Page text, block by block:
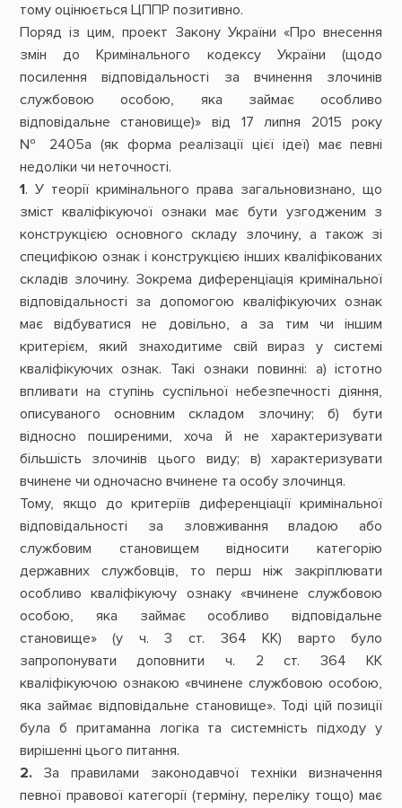
тому оцінюється ЦППР позитивно.
Поряд із цим, проект Закону України «Про внесення
змін до Кримінального кодексу України (щодо
посилення відповідальності за вчинення злочинів
службовою особою, яка займає особливо
відповідальне становище)» від 17 липня 2015 року
№ 2405а (як форма реалізації цієї ідеї) має певні
недоліки чи неточності.
1. У теорії кримінального права загальновизнано, що
зміст кваліфікуючої ознаки має бути узгодженим з
конструкцією основного складу злочину, а також зі
специфікою ознак і конструкцією інших кваліфікованих
складів злочину. Зокрема диференціація кримінальної
відповідальності за допомогою кваліфікуючих ознак
має відбуватися не довільно, а за тим чи іншим
критерієм, який знаходитиме свій вираз у системі
кваліфікуючих ознак. Такі ознаки повинні: а) істотно
впливати на ступінь суспільної небезпечності діяння,
описуваного основним складом злочину; б) бути
відносно поширеними, хоча й не характеризувати
більшість злочинів цього виду; в) характеризувати
вчинене чи одночасно вчинене та особу злочинця.
Тому, якщо до критеріїв диференціації кримінальної
відповідальності за зловживання владою або
службовим становищем відносити категорію
державних службовців, то перш ніж закріплювати
особливо кваліфікуючу ознаку «вчинене службовою
особою, яка займає особливо відповідальне
становище» (у ч. 3 ст. 364 КК) варто було
запропонувати доповнити ч. 2 ст. 364 КК
кваліфікуючою ознакою «вчинене службовою особою,
яка займає відповідальне становище». Тоді цій позиції
була б притаманна логіка та системність підходу у
вирішенні цього питання.
2. За правилами законодавчої техніки визначення
певної правової категорії (терміну, переліку тощо) має